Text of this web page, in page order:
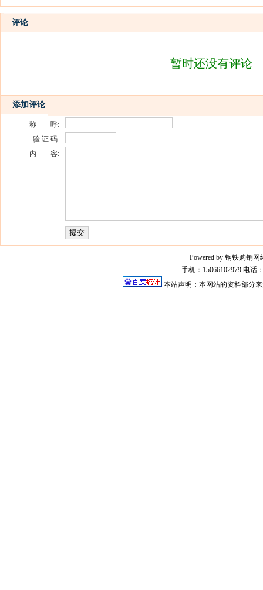
评论
暂时还没有评论
添加评论
称 呼:
验 证 码:
内 容:
Powered by 钢铁购销网
手机：15066102979 电话
本站声明：本网站的资料部分